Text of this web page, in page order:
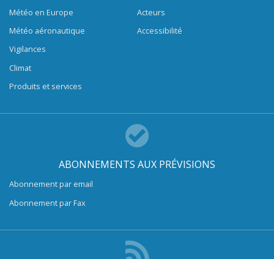
Météo en Europe
Météo aéronautique
Vigilances
Climat
Produits et services
Acteurs
Accessibilité
ABONNEMENTS AUX PRÉVISIONS
Abonnement par email
Abonnement par Fax